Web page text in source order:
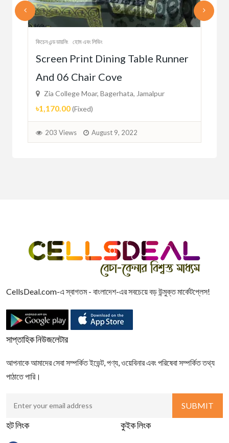
কিচেন এন্ড ডায়নিং হোম এবং লিভিং
Screen Print Dining Table Runner
And 06 Chair Cove
Zia College Moar, Bagerhata, Jamalpur
৳1,170.00(Fixed)
203 Views August 9, 2022
CellsDeal.com-এ স্বাগতম - বাংলাদেশ-এর সবচেয়ে বড় উন্মুক্ত মার্কেটপ্লেস!
সাপ্তাহিক নিউজলেটার
আপনাকে আমাদের সেবা সম্পর্কিত ইভেন্ট, পণ্য, ওয়েবিনার এবং পরিষেবা সম্পর্কিত তথ্য
পাঠাতে পারি।
হট লিংক কুইক লিংক